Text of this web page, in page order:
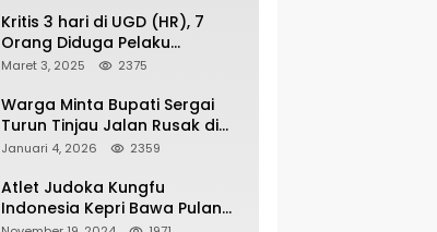
Kritis 3 hari di UGD (HR), 7
Orang Diduga Pelaku
Pengeroyokan di Lift KTV
Kantor Hukum JAP
Pertanyakan Kinerja Polresta
Tanjungpinang
Maret 3, 2025 2375
Warga Minta Bupati Sergai
Turun Tinjau Jalan Rusak di
Dusun 4 Desa Sei Periuk
Januari 4, 2026 2359
Atlet Judoka Kungfu
Indonesia Kepri Bawa Pulang